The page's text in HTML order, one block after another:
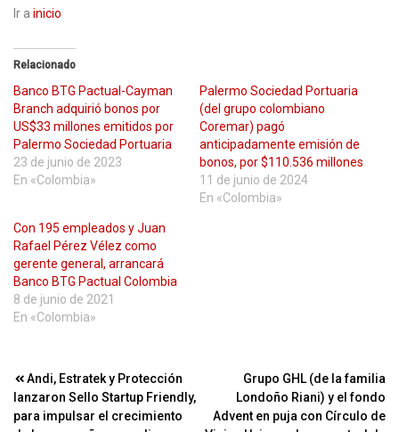
Ir a inicio
Relacionado
Banco BTG Pactual-Cayman
Branch adquirió bonos por
US$33 millones emitidos por
Palermo Sociedad Portuaria
23 de junio de 2023
En «Colombia»
Palermo Sociedad Portuaria
(del grupo colombiano
Coremar) pagó
anticipadamente emisión de
bonos, por $110.536 millones
11 de junio de 2024
En «Colombia»
Con 195 empleados y Juan
Rafael Pérez Vélez como
gerente general, arrancará
Banco BTG Pactual Colombia
8 de junio de 2021
En «Colombia»
Navegación
de
Andi, Estratek y Protección
lanzaron Sello Startup Friendly,
para impulsar el crecimiento
Grupo GHL (de la familia
Londoño Riani) y el fondo
Advent en puja con Círculo de